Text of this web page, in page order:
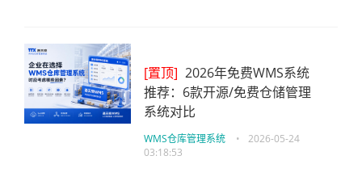
[置顶] 2026年免费WMS系统
推荐：6款开源/免费仓储管理
系统对比
WMS仓库管理系统 •
2026-05-24
03:18:53